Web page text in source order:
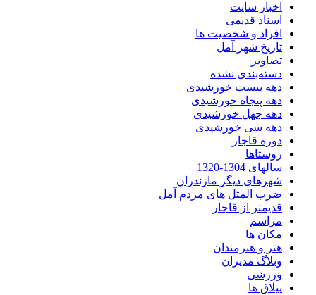
اخبار سایت
اسناد قدیمی
افراد و شخصیت ها
تاریخ شهر آمل
تصاویر
دسته‌بندی نشده
دهه بیست خورشیدی
دهه پنجاه خورشیدی
دهه چهل خورشیدی
دهه سی خورشیدی
دوره قاجار
روستاها
سالهای 1304-1320
شهرهای دیگر مازندران
ضرب المثل های مردم آمل
قدیمتر از قاجار
مراسم
مکان ها
هنر و هنرمندان
وبلاگ مدیران
ورزشی
ییلاق ها